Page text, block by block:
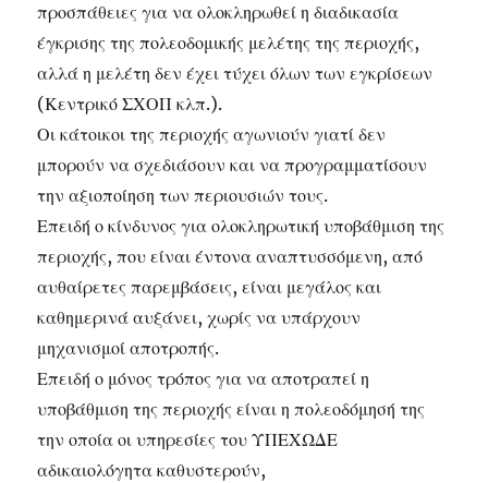
προσπάθειες για να ολοκληρωθεί η διαδικασία
έγκρισης της πολεοδομικής μελέτης της περιοχής,
αλλά η μελέτη δεν έχει τύχει όλων των εγκρίσεων
(Κεντρικό ΣΧΟΠ κλπ.).
Οι κάτοικοι της περιοχής αγωνιούν γιατί δεν
μπορούν να σχεδιάσουν και να προγραμματίσουν
την αξιοποίηση των περιουσιών τους.
Επειδή ο κίνδυνος για ολοκληρωτική υποβάθμιση της
περιοχής, που είναι έντονα αναπτυσσόμενη, από
αυθαίρετες παρεμβάσεις, είναι μεγάλος και
καθημερινά αυξάνει, χωρίς να υπάρχουν
μηχανισμοί αποτροπής.
Επειδή ο μόνος τρόπος για να αποτραπεί η
υποβάθμιση της περιοχής είναι η πολεοδόμησή της
την οποία οι υπηρεσίες του ΥΠΕΧΩΔΕ
αδικαιολόγητα καθυστερούν,